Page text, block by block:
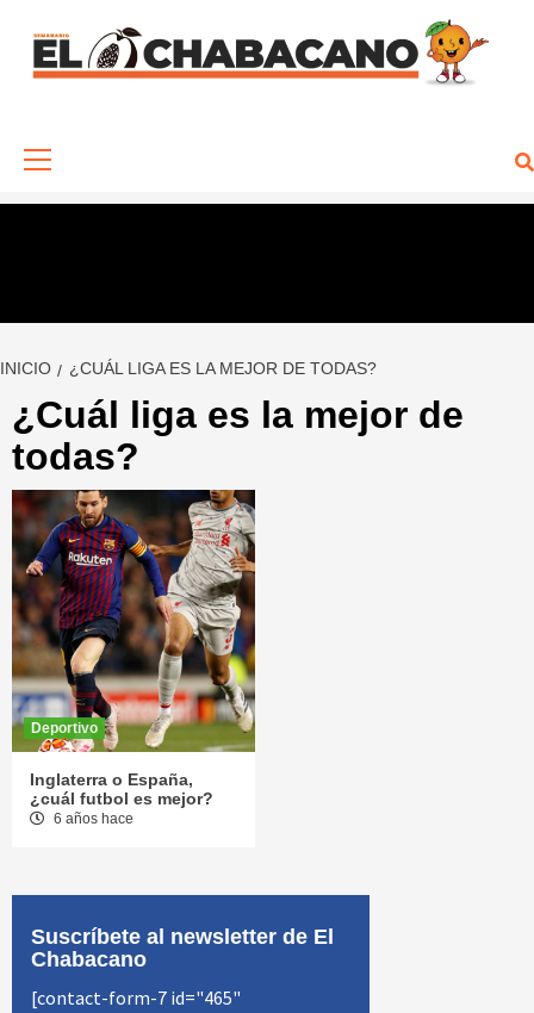
contenido
INICIO ¿CUÁL LIGA ES LA MEJOR DE TODAS?
¿Cuál liga es la mejor de
todas?
Deportivo
Inglaterra o España,
¿cuál futbol es mejor?
6 años hace
Suscríbete al newsletter de El
Chabacano
[contact-form-7 id="465"